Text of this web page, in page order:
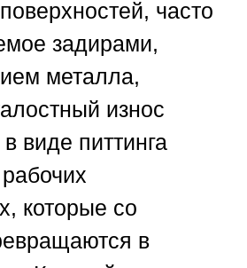
часто
задирами,
металла,
износ
виде питтинга
которые со
в